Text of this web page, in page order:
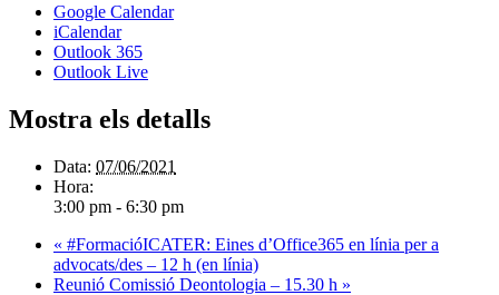
Google Calendar
iCalendar
Outlook 365
Outlook Live
Mostra els detalls
Data: 07/06/2021
Hora:
3:00 pm - 6:30 pm
« #FormacióICATER: Eines d’Office365 en línia per a
advocats/des – 12 h (en línia)
Reunió Comissió Deontologia – 15.30 h »